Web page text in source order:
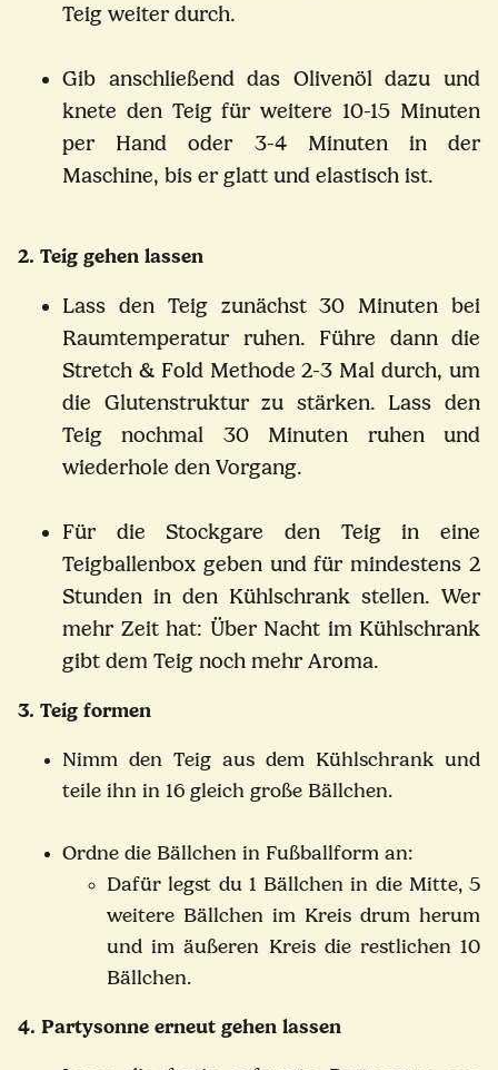
Teig weiter durch.
Gib anschließend das Olivenöl dazu und
knete den Teig für weitere 10-15 Minuten
per Hand oder 3-4 Minuten in der
Maschine, bis er glatt und elastisch ist.
2. Teig gehen lassen
Lass den Teig zunächst 30 Minuten bei
Raumtemperatur ruhen. Führe dann die
Stretch & Fold Methode 2-3 Mal durch, um
die Glutenstruktur zu stärken. Lass den
Teig nochmal 30 Minuten ruhen und
wiederhole den Vorgang.
Für die Stockgare den Teig in eine
Teigballenbox geben und für mindestens 2
Stunden in den Kühlschrank stellen. Wer
mehr Zeit hat: Über Nacht im Kühlschrank
gibt dem Teig noch mehr Aroma.
3. Teig formen
Nimm den Teig aus dem Kühlschrank und
teile ihn in 16 gleich große Bällchen.
Ordne die Bällchen in Fußballform an:
Dafür legst du 1 Bällchen in die Mitte, 5
weitere Bällchen im Kreis drum herum
und im äußeren Kreis die restlichen 10
Bällchen.
4. Partysonne erneut gehen lassen